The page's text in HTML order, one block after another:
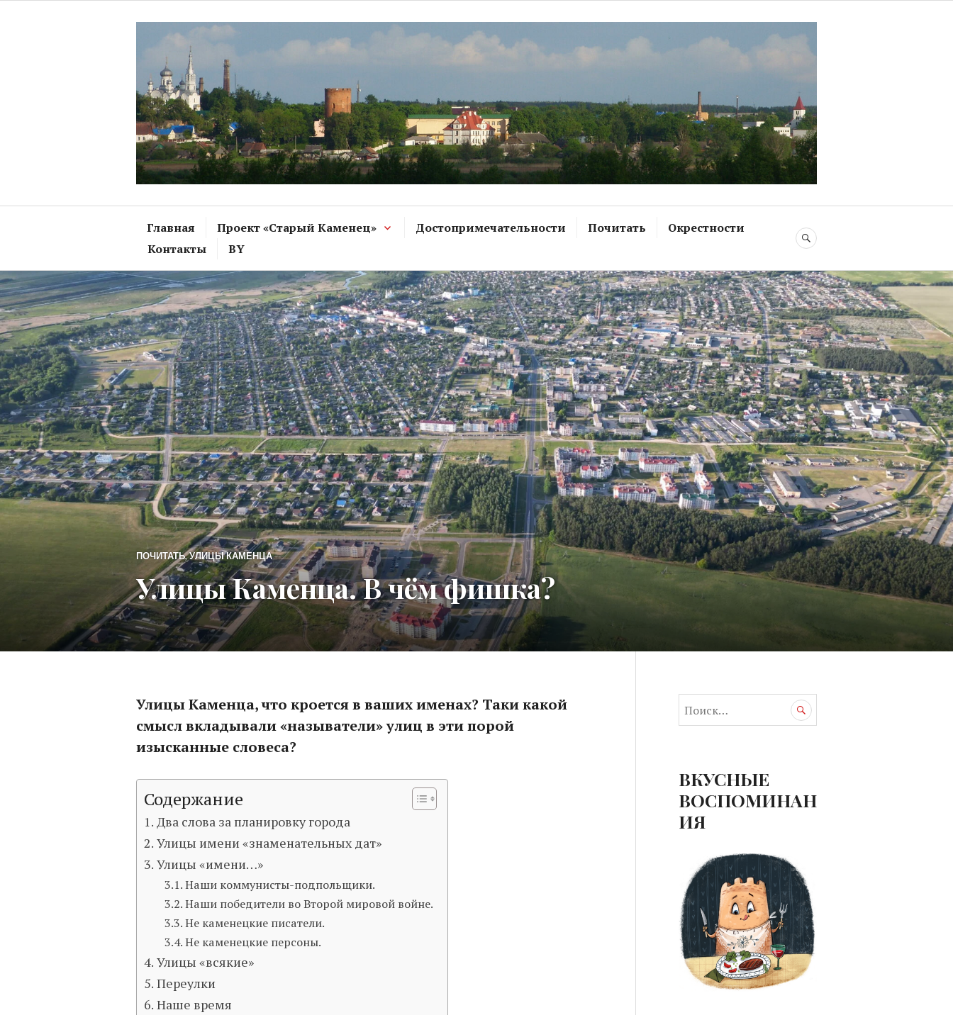
спрятанная от людей,
исчезает
Главная Проект «Старый Каменец» Достопримечательности Почитать
Окрестности
Контакты
BY
ПОИСК
ПОЧИТАТЬ,УЛИЦЫ КАМЕНЦА
Улицы Каменца. В чём фишка?
Улицы Каменца, что кроется в ваших именах? Таки какой
смысл вкладывали «называтели» улиц в эти порой
изысканные словеса?
Содержание
Два слова за планировку города
Улицы имени «знаменательных дат»
Улицы «имени…»
Наши коммунисты-подпольщики.
Наши победители во Второй мировой войне.
Не каменецкие писатели.
Не каменецкие персоны.
Улицы «всякие»
Переулки
Наше время
:ВКУСНЫЕ
ВОСПОМИНАН
ИЯ